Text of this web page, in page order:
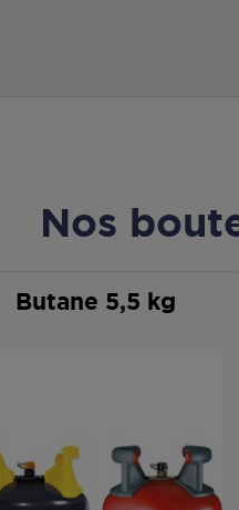
Nos
Butane 5,5 kg